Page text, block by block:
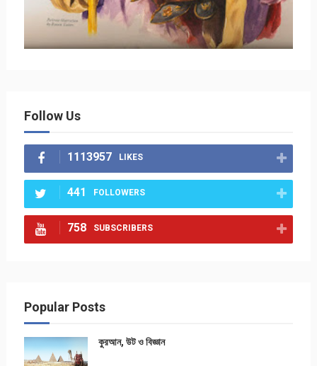
Follow Us
1113957 LIKES
441 FOLLOWERS
758 SUBSCRIBERS
Popular Posts
কুরআন, উট ও বিজ্ঞান